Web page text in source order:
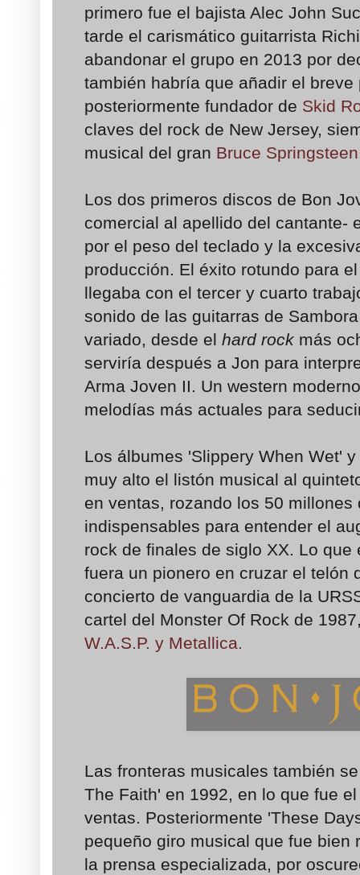
primero fue el bajista Alec John
tarde el carismático guitarrista
abandonar el grupo en 2013 por
también habría que añadir el breve
posteriormente fundador de Skid
claves del rock de New Jersey,
musical del gran Bruce
Los dos primeros discos de Bon
comercial al apellido del cantante-
por el peso del teclado y la
producción. El éxito rotundo para
llegaba con el tercer y cuarto
sonido de las guitarras de
variado, desde el hard rock más
serviría después a Jon para
Arma Joven II. Un western
melodías más actuales para
Los álbumes 'Slippery When Wet' y
muy alto el listón musical al
en ventas, rozando los 50
indispensables para entender el
rock de finales de siglo XX. Lo que
fuera un pionero en cruzar el telón
concierto de vanguardia de la
cartel del Monster Of Rock de
W.A.S.P. y Metallica.
Las fronteras musicales también
The Faith' en 1992, en lo que fue
ventas. Posteriormente 'These
pequeño giro musical que fue bien
la prensa especializada, por